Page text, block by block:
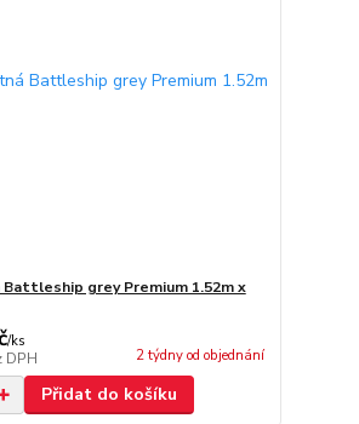
grey Premium 1.52m x
/ks
DPH 2 týdny od objednání
Přidat do košíku